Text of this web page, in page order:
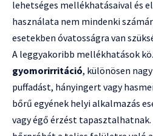
lehetséges mellékhatásaival és
használata nem mindenki
esetekben óvatosságra van
A leggyakoribb mellékhatások
gyomorirritáció, különösen
puffadást, hányingert vagy
bőrű egyének helyi alkalmazás
vagy égő érzést tapasztalhatnak.